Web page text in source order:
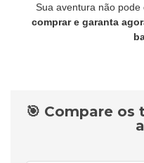
Sua aventura não pode
comprar e garanta
🎯 Compare os